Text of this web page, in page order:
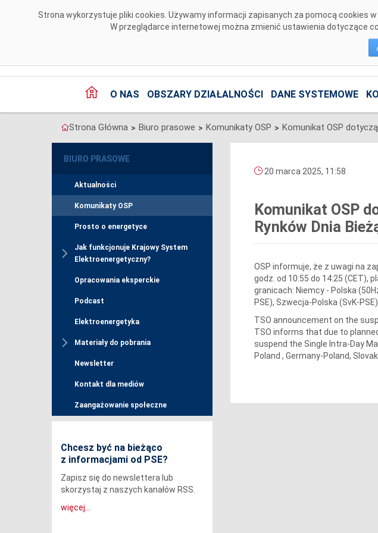
Strona wykorzystuje pliki cookies. Używamy informacji zapisanych za pomocą
W przeglądarce internetowej można zmienić ustawienia dotyczące
O NAS OBSZARY DZIAŁALNOŚCI DANE SYSTEMOWE
Strona Główna > Biuro prasowe > Komunikaty OSP >
BIURO PRASOWE
Aktualności
Komunikaty OSP
Prosto o energetyce
Jak funkcjonuje Krajowy System
Elektroenergetyczny?
Opracowania eksperckie
Podcast
Elektroenergetyka
Materiały do pobrania
Newsletter
Kontakt dla mediów
Zaangażowanie społeczne
Chcesz być na bieżąco
z informacjami od PSE?
Zapisz się do newslettera lub
skorzystaj z naszych kanałów RSS.
więcej...
20 marca 2025, 11:58
Komunikat OSP
Rynków Dnia
OSP informuje, że z uwagi na
godz. od 10:55 do 14:25 (CET),
granicach: Niemcy - Polska
PSE), Szwecja-Polska (SvK-PSE).
TSO announcement on the
TSO informs that due to
suspend the Single Intra-Day
Poland , Germany-Poland,